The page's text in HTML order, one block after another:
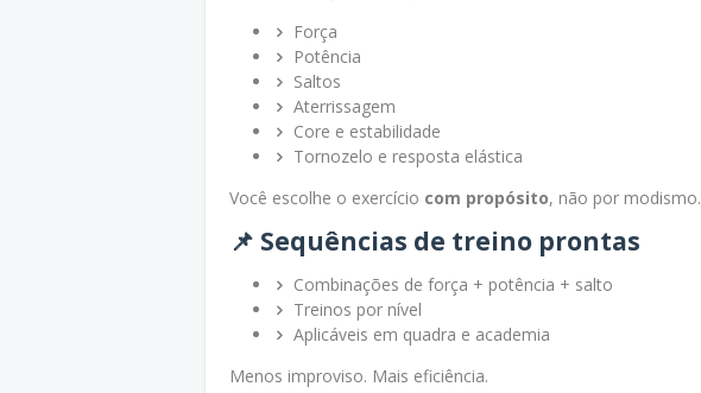
Força
Potência
Saltos
Aterrissagem
Core e estabilidade
Tornozelo e resposta elástica
Você escolhe o exercício com propósito, não por modismo.
📌 Sequências de treino prontas
Combinações de força + potência + salto
Treinos por nível
Aplicáveis em quadra e academia
Menos improviso. Mais eficiência.